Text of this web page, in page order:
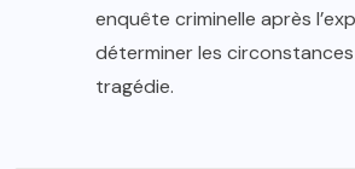
enquête criminelle après
déterminer les
tragédie.